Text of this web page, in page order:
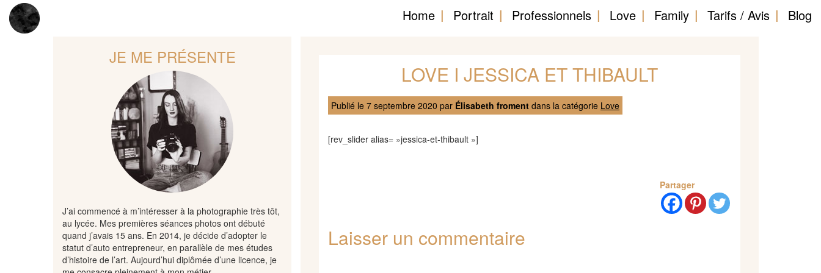
Home Portrait Professionnels Love Family Tarifs / Avis Blog
JE ME PRÉSENTE
J’ai commencé à m’intéresser à la photographie très tôt,
au lycée. Mes premières séances photos ont débuté
quand j’avais 15 ans. En 2014, je décide d’adopter le
statut d’auto entrepreneur, en parallèle de mes études
d’histoire de l’art. Aujourd’hui diplômée d’une licence, je
LOVE I JESSICA ET THIBAULT
Publié le 7 septembre 2020 par Élisabeth froment dans la catégorie Love
[rev_slider alias= »jessica-et-thibault »]
Partager
Laisser un commentaire